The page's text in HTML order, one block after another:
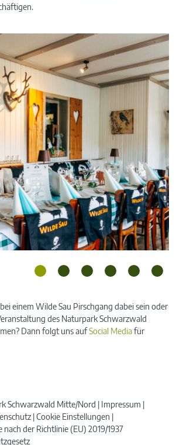
Tafel im Restauran Wolpertinger
einem Wilde Sau Pirschgang dabei sein oder
des Naturpark Schwarzwald
Dann folgt uns aufSocial Mediafür
Schwarzwald Mitte/Nord
Impressum
Cookie Einstellungen
nach der Richtlinie (EU) 2019/1937